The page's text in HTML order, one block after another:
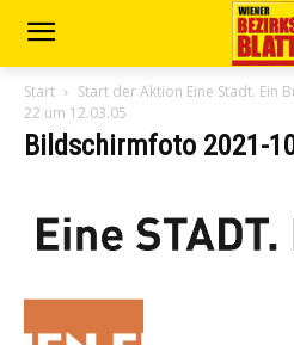
Start Start der Aktion Eine Stadt. Ein
22 um 12.03.05
Bildschirmfoto 2021-